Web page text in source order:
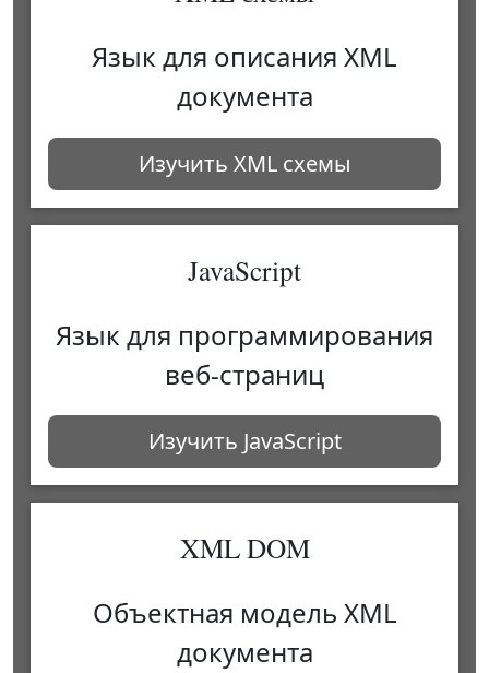
Язык для описания XML
документа
Изучить XML схемы
JavaScript
Язык для программирования
веб-страниц
Изучить JavaScript
XML DOM
Объектная модель XML
документа